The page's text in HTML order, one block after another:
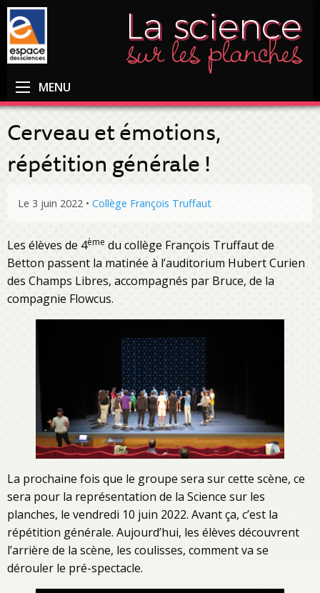
MENU
Cerveau et émotions,
répétition générale !
Le 3 juin 2022 • Collège François Truffaut
Les élèves de 4ème du collège François Truffaut de
Betton passent la matinée à l’auditorium Hubert Curien
des Champs Libres, accompagnés par Bruce, de la
compagnie Flowcus.
La prochaine fois que le groupe sera sur cette scène, ce
sera pour la représentation de la Science sur les
planches, le vendredi 10 juin 2022. Avant ça, c’est la
répétition générale. Aujourd’hui, les élèves découvrent
l’arrière de la scène, les coulisses, comment va se
dérouler le pré-spectacle.